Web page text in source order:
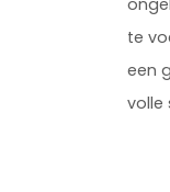
te
een
volle